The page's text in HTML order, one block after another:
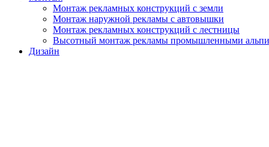
Монтаж рекламных конструкций с земли
Монтаж наружной рекламы с автовышки
Монтаж рекламных конструкций с лестницы
Высотный монтаж рекламы промышленными
Дизайн